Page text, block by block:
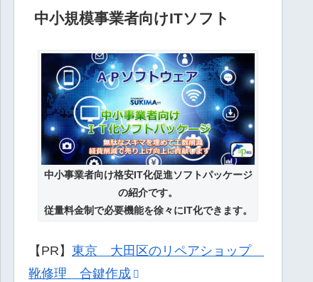
中小規模事業者向けITソフト
中小事業者向け格安IT化促進ソフトパッケージ
の紹介です。
従量料金制で必要機能を徐々にIT化できます。
【PR】 東京 大田区のリペアショップ
靴修理 合鍵作成